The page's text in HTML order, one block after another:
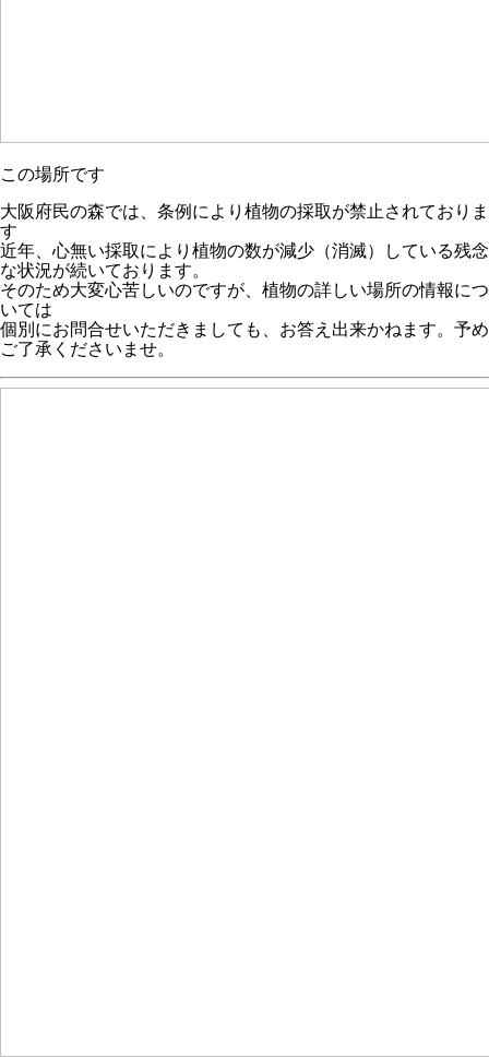
この場所です
大阪府民の森では、条例により植物の採取が禁止されておりま
す
近年、心無い採取により植物の数が減少（消滅）している残念
な状況が続いております。
そのため大変心苦しいのですが、植物の詳しい場所の情報につ
いては
個別にお問合せいただきましても、お答え出来かねます。予め
ご了承くださいませ。